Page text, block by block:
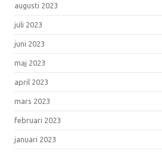
augusti 2023
juli 2023
juni 2023
maj 2023
april 2023
mars 2023
februari 2023
januari 2023